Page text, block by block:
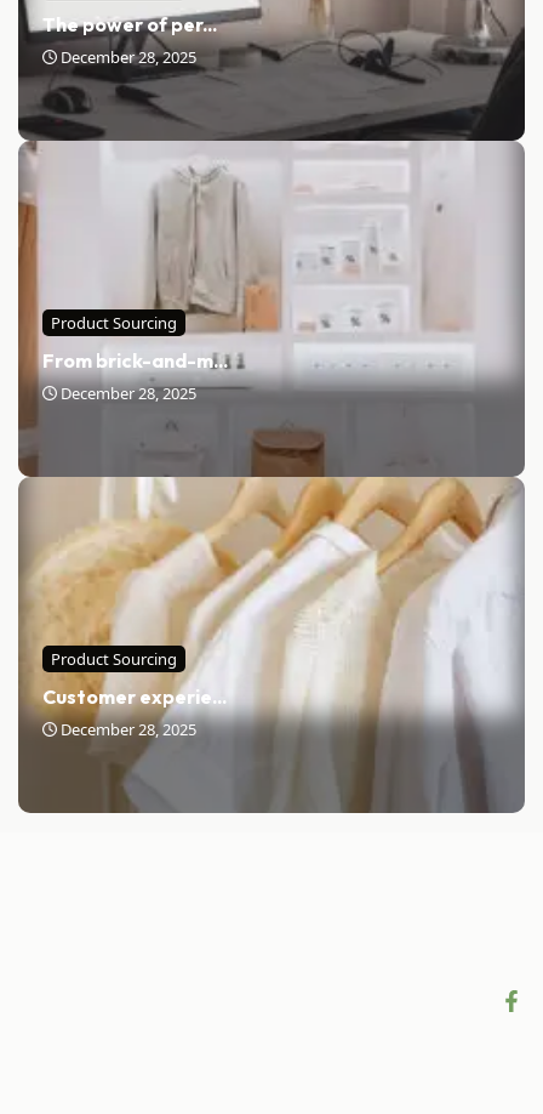
The power of per...
December 28, 2025
Product Sourcing
From brick-and-m...
December 28, 2025
Product Sourcing
Customer experie...
December 28, 2025